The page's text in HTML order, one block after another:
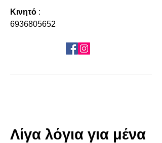
Κινητό :
6936805652
Λίγα λόγια για μένα